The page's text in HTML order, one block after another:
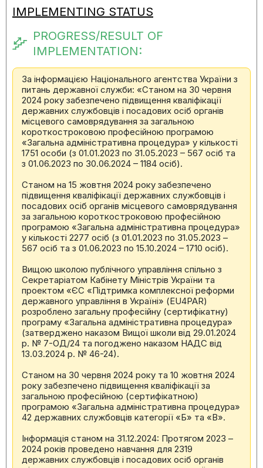
IMPLEMENTING STATUS
PROGRESS/RESULT OF
IMPLEMENTATION:
За інформацією Національного агентства України з
питань державної служби: «Станом на 30 червня
2024 року забезпечено підвищення кваліфікації
державних службовців і посадових осіб органів
місцевого самоврядування за загальною
короткостроковою професійною програмою
«Загальна адміністративна процедура» у кількості
1751 особи (з 01.01.2023 по 31.05.2023 – 567 осіб та
з 01.06.2023 по 30.06.2024 – 1184 осіб).
Станом на 15 жовтня 2024 року забезпечено
підвищення кваліфікації державних службовців і
посадових осіб органів місцевого самоврядування
за загальною короткостроковою професійною
програмою «Загальна адміністративна процедура»
у кількості 2277 осіб (з 01.01.2023 по 31.05.2023 –
567 осіб та з 01.06.2023 по 15.10.2024 – 1710 осіб).
Вищою школою публічного управління спільно з
Секретаріатом Кабінету Міністрів України та
проектом «ЄС «Підтримка комплексної реформи
державного управління в Україні» (EU4PAR)
розроблено загальну професійну (сертифікатну)
програму «Загальна адміністративна процедура»
(затверджено наказом Вищої школи від 29.01.2024
р. № 7-ОД/24 та погоджено наказом НАДС від
13.03.2024 р. № 46-24).
Станом на 30 червня 2024 року та 10 жовтня 2024
року забезпечено підвищення кваліфікації за
загальною професійною (сертифікатною)
програмою «Загальна адміністративна процедура»
42 державних службовців категорії «Б» та «В».
Інформація станом на 31.12.2024: Протягом 2023 –
2024 років проведено навчання для 2319
державних службовців і посадових осіб органів